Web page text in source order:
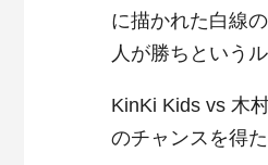
に描かれた白線
人が勝ちというル
KinKi Kids vs 木
のチャンスを得